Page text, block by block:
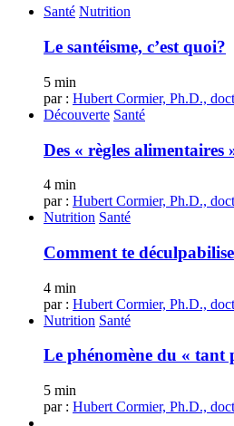
Santé Nutrition
Le santéisme, c’est quoi?
5 min
par : Hubert Cormier, Ph.D.,
Découverte Santé
Des « règles alimentaires
4 min
par : Hubert Cormier, Ph.D.,
Nutrition Santé
Comment te
4 min
par : Hubert Cormier, Ph.D.,
Nutrition Santé
Le phénomène du « tant
5 min
par : Hubert Cormier, Ph.D.,